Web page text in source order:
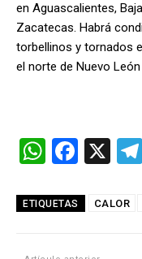
en Aguascalientes,
Zacatecas. Habrá
torbellinos y tornados
el norte de Nuevo
W
at
F
ce
X
ETIQUETAS CALOR